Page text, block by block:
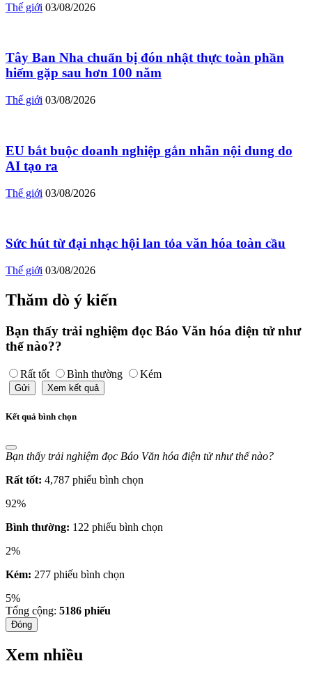
Thế giới 03/08/2026
Tây Ban Nha chuẩn bị đón nhật thực toàn phần
hiếm gặp sau hơn 100 năm
Thế giới 03/08/2026
EU bắt buộc doanh nghiệp gắn nhãn nội dung do
AI tạo ra
Thế giới 03/08/2026
Sức hút từ đại nhạc hội lan tỏa văn hóa toàn cầu
Thế giới 03/08/2026
Thăm dò ý kiến
Bạn thấy trải nghiệm đọc Báo Văn hóa điện tử như
thế nào??
Rất tốt Bình thường Kém
Gửi Xem kết quả
Kết quả bình chọn
Bạn thấy trải nghiệm đọc Báo Văn hóa điện tử như thế nào?
Rất tốt: 4,787 phiếu bình chọn
92%
Bình thường: 122 phiếu bình chọn
2%
Kém: 277 phiếu bình chọn
5%
Tổng cộng: 5186 phiếu
Đóng
Xem nhiều